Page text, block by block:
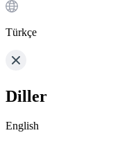
Türkçe
Diller
English